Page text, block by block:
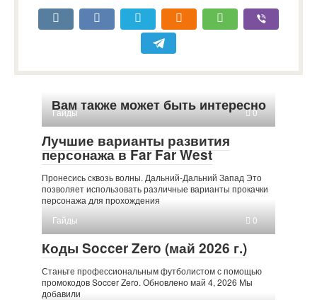
Вам также может быть интересно
Гайды 0
Лучшие варианты развития
персонажа в Far Far West
Пронесись сквозь волны. Дальний-Дальний Запад Это
позволяет использовать различные варианты прокачки
персонажа для прохождения
Гайды
0
Коды Soccer Zero (май 2026 г.)
Станьте профессиональным футболистом с помощью
промокодов Soccer Zero. Обновлено май 4, 2026 Мы
добавили